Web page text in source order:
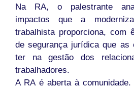
Na RA, o palestrante
impactos que a
trabalhista proporciona, com
de segurança jurídica que as
ter na gestão dos
trabalhadores.
A RA é aberta à